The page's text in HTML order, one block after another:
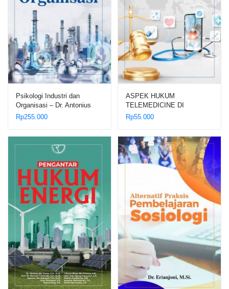
Psikologi Industri dan
Organisasi – Dr. Antonius
Dieben Robinson Manurung,
Rp255.000
ASPEK HUKUM
TELEMEDICINE DI
INDONESIA – Dr. Yussy
M.H.
Rp55.000